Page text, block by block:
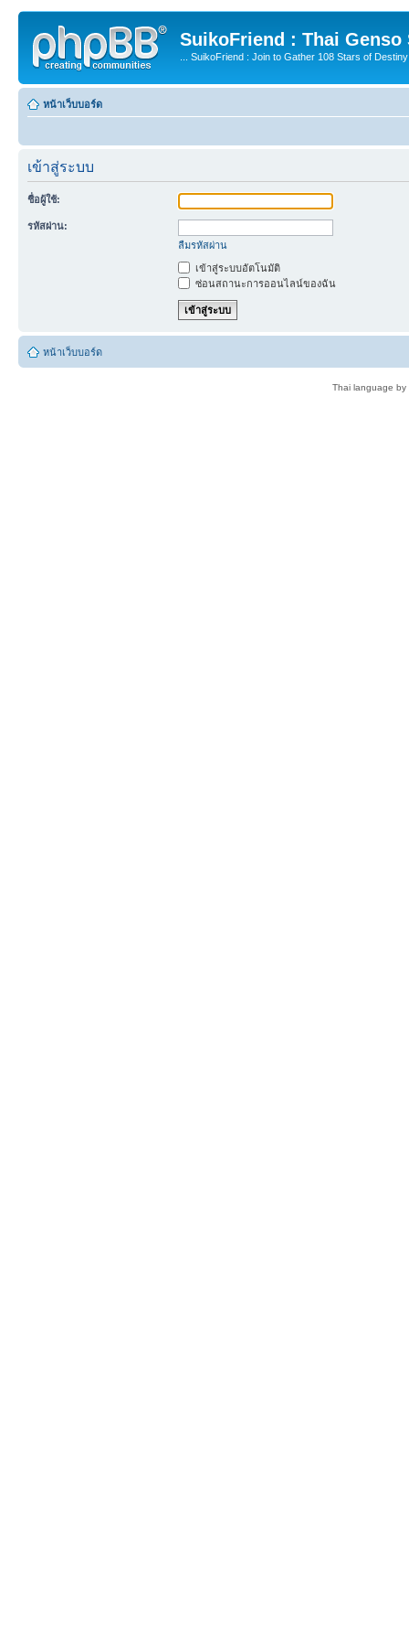
SuikoFriend : Thai Genso
... SuikoFriend : Join to Gather 108 Stars of
หน้าเว็บบอร์ด
เข้าสู่ระบบ
ชื่อผู้ใช้:
รหัสผ่าน:
ลืมรหัสผ่าน
เข้าสู่ระบบอัตโนมัติ
ซ่อนสถานะการออนไลน์ของฉัน
หน้าเว็บบอร์ด
Thai language by